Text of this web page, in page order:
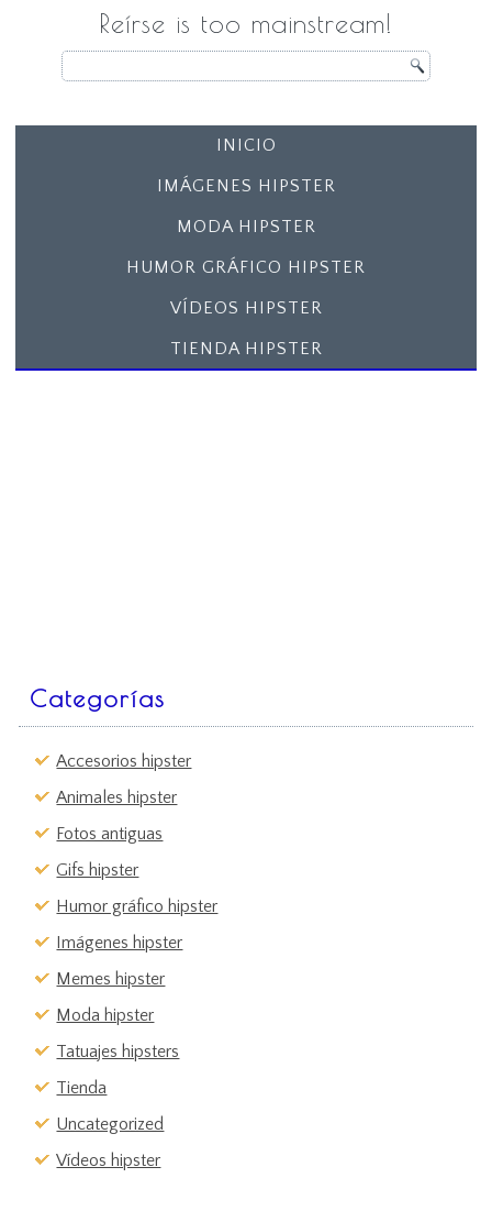
Reírse is too mainstream!
INICIO
IMÁGENES HIPSTER
MODA HIPSTER
HUMOR GRÁFICO HIPSTER
VÍDEOS HIPSTER
TIENDA HIPSTER
Categorías
Accesorios hipster
Animales hipster
Fotos antiguas
Gifs hipster
Humor gráfico hipster
Imágenes hipster
Memes hipster
Moda hipster
Tatuajes hipsters
Tienda
Uncategorized
Vídeos hipster